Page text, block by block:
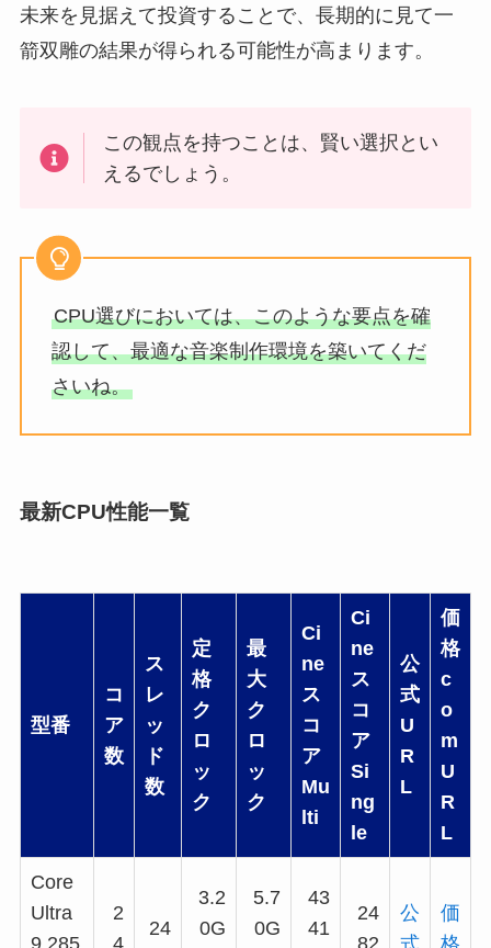
未来を見据えて投資することで、長期的に見て一
箭双雕の結果が得られる可能性が高まります。
この観点を持つことは、賢い選択とい
えるでしょう。
CPU選びにおいては、このような要点を確
認して、最適な音楽制作環境を築いてくだ
さいね。
最新CPU性能一覧
型番
コ
ア
数
ス
レ
ッ
ド
数
定
格
ク
ロ
ッ
ク
最
大
ク
ロ
ッ
ク
Ci
ne
ス
コ
ア
Mu
lti
Ci
ne
ス
コ
ア
Si
ng
le
公
式
U
R
L
価
格
c
o
m
U
R
L
Core
Ultra
9 285
2
4
24
3.2
0G
5.7
0G
43
41
24
82
公
式
価
格